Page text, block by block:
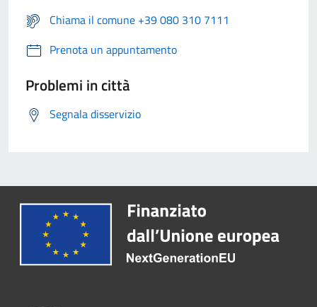
Chiama il comune +39 080 310 7111
Prenota un appuntamento
Problemi in città
Segnala disservizio